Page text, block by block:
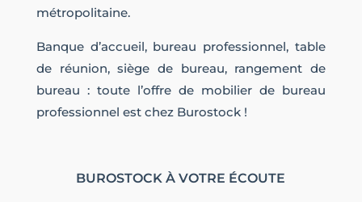
métropolitaine.
Banque d’accueil, bureau professionnel, table
de réunion, siège de bureau, rangement de
bureau : toute l’offre de mobilier de bureau
professionnel est chez Burostock !
BUROSTOCK À VOTRE ÉCOUTE